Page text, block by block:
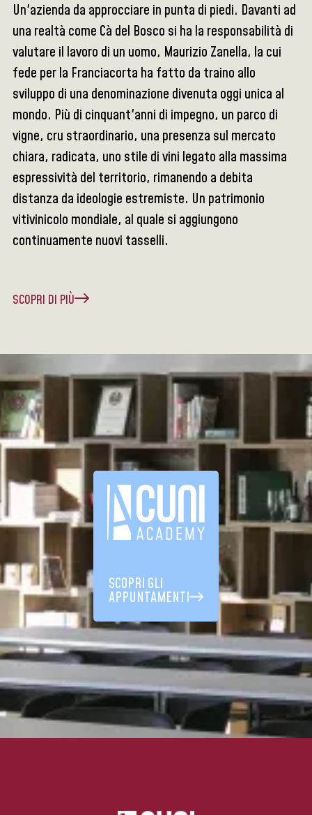
Un'azienda da approcciare in punta di piedi. Davanti ad
una realtà come Cà del Bosco si ha la responsabilità di
valutare il lavoro di un uomo, Maurizio Zanella, la cui
fede per la Franciacorta ha fatto da traino allo
sviluppo di una denominazione divenuta oggi unica al
mondo. Più di cinquant'anni di impegno, un parco di
vigne, cru straordinario, una presenza sul mercato
chiara, radicata, uno stile di vini legato alla massima
espressività del territorio, rimanendo a debita
distanza da ideologie estremiste. Un patrimonio
vitivinicolo mondiale, al quale si aggiungono
continuamente nuovi tasselli.
SCOPRI DI PIÙ
SCOPRI GLI
APPUNTAMENTI